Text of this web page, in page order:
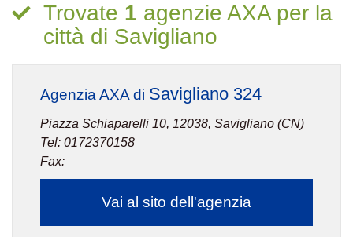
Trovate 1 agenzie AXA per la
città di Savigliano
Agenzia AXA di Savigliano 324
Piazza Schiaparelli 10, 12038, Savigliano (CN)
Tel: 0172370158
Fax:
Vai al sito dell'agenzia